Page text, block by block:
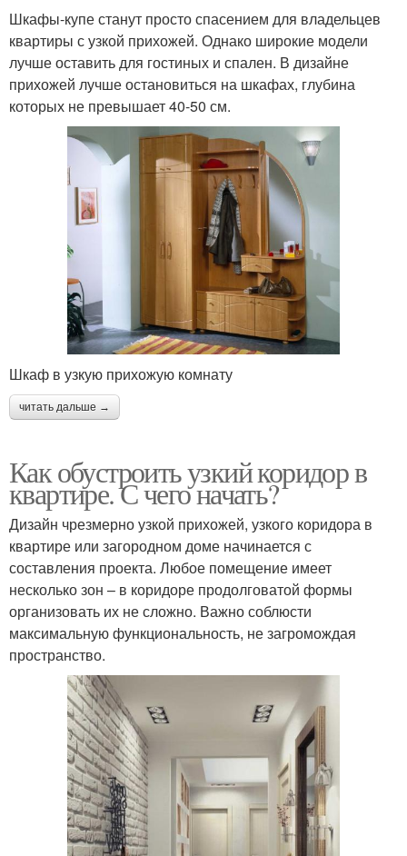
Шкафы-купе станут просто спасением для владельцев
квартиры с узкой прихожей. Однако широкие модели
лучше оставить для гостиных и спален. В дизайне
прихожей лучше остановиться на шкафах, глубина
которых не превышает 40-50 см.
Шкаф в узкую прихожую комнату
читать дальше →
Как обустроить узкий коридор в
квартире. С чего начать?
Дизайн чрезмерно узкой прихожей, узкого коридора в
квартире или загородном доме начинается с
составления проекта. Любое помещение имеет
несколько зон – в коридоре продолговатой формы
организовать их не сложно. Важно соблюсти
максимальную функциональность, не загромождая
пространство.